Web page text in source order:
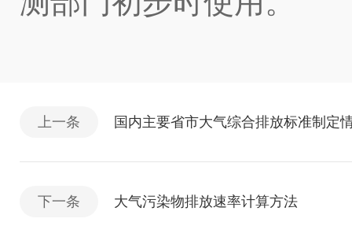
上一条 国内主要省市大气综合排放标准制定
下一条 大气污染物排放速率计算方法